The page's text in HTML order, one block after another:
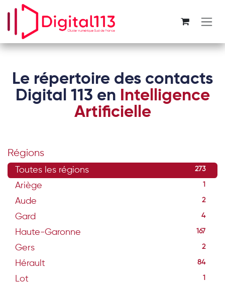
Se rendre au contenu
Le répertoire des contacts
Digital 113 en Intelligence
Artificielle
Régions
Toutes les régions 273
Ariège 1
Aude 2
Gard 4
Haute-Garonne 167
Gers 2
Hérault 84
Lot 1